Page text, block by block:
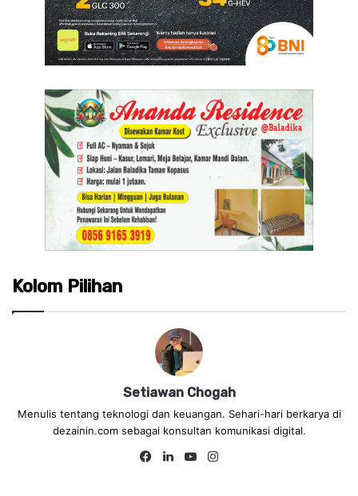
Kolom Pilihan
Setiawan Chogah
Menulis tentang teknologi dan keuangan. Sehari-hari berkarya di
dezainin.com sebagai konsultan komunikasi digital.
Fa
Lin
Yo